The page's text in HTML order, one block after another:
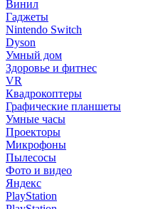
Винил
Гаджеты
Nintendo Switch
Dyson
Умный дом
Здоровье и фитнес
VR
Квадрокоптеры
Графические планшеты
Умные часы
Проекторы
Микрофоны
Пылесосы
Фото и видео
Яндекс
PlayStation